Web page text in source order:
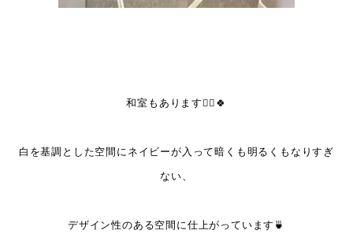
和室もあります💁‍♀️🍀
白を基調とした空間にネイビーが入って暗くも明るくもなりすぎ
ない、
デザイン性のある空間に仕上がっています🍵